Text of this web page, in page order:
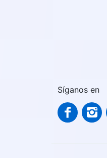
Síganos en